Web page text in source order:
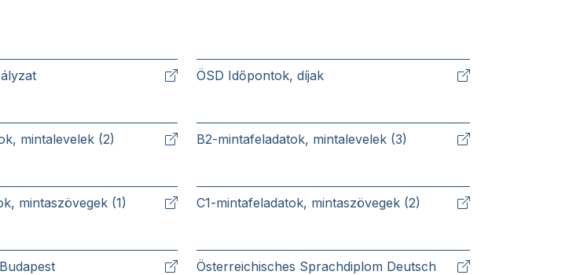
ÖSD Időpontok, díjak
mintalevelek (2) B2-mintafeladatok, mintalevelek (3)
mintaszövegek (1) C1-mintafeladatok, mintaszövegek (2)
Österreichisches Sprachdiplom Deutsch